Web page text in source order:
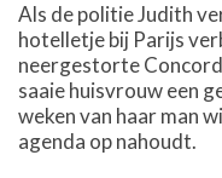
Als de politie Judith
hotelletje bij Parijs
neergestorte
saaie huisvrouw een
weken van haar man
agenda op nahoudt.